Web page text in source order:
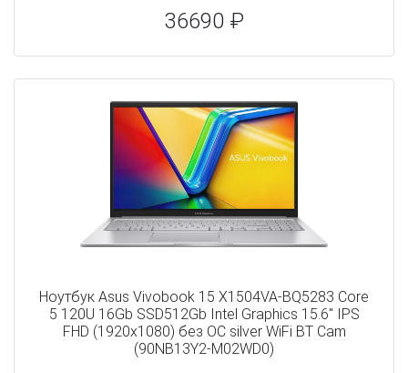
36690 ₽
Ноутбук Asus Vivobook 15 X1504VA-BQ5283 Core
5 120U 16Gb SSD512Gb Intel Graphics 15.6" IPS
FHD (1920x1080) без ОС silver WiFi BT Cam
(90NB13Y2-M02WD0)